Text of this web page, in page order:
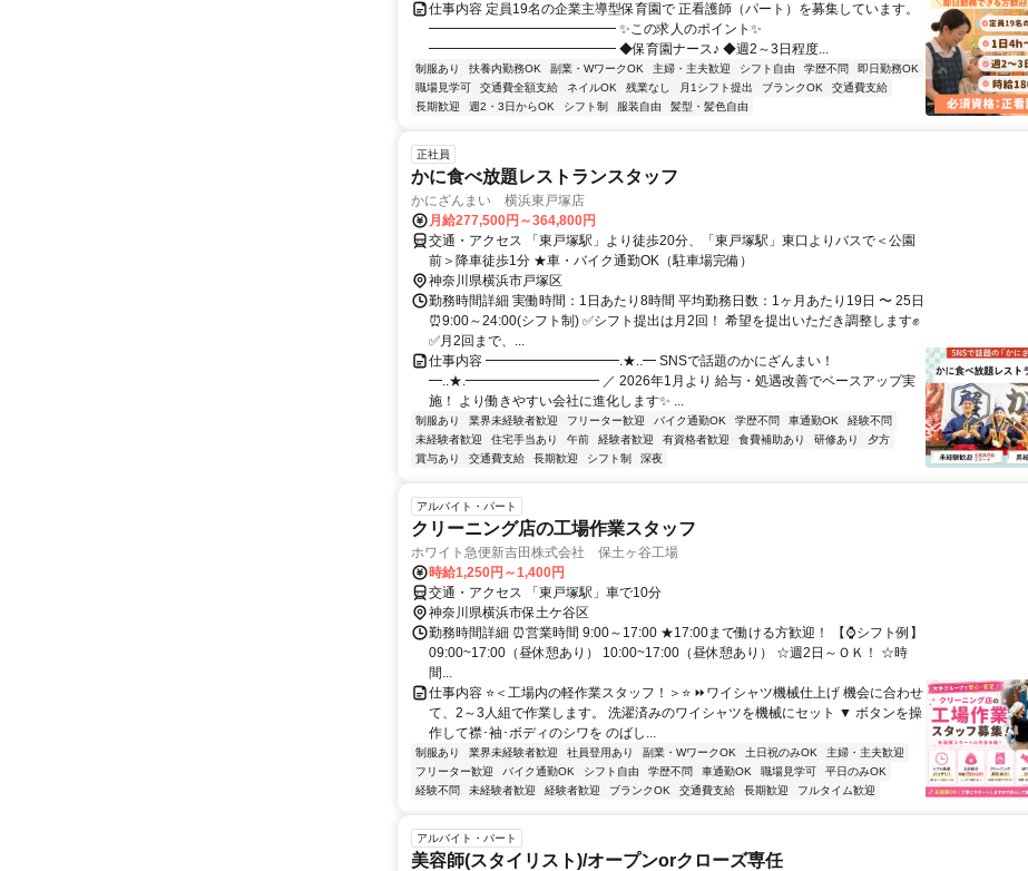
仕事内容 定員19名の企業主導型保育園で 正看護師（パート）を募集しています。
━━━━━━━━━━━━━━ ✨この求人のポイント✨
━━━━━━━━━━━━━━ ◆保育園ナース♪ ◆週2～3日程度...
制服あり 扶養内勤務OK 副業・WワークOK 主婦・主夫歓迎 シフト自由 学歴不問
即日勤務OK
職場見学可
交通費全額支給 ネイルOK 残業なし 月1シフト提出 ブランクOK
交通費支給
長期歓迎
週2・3日からOK シフト制 服装自由 髪型・髪色自由
正社員
かに食べ放題レストランスタッフ
かにざんまい 横浜東戸塚店
月給277,500円～364,800円
交通・アクセス 「東戸塚駅」より徒歩20分、「東戸塚駅」東口よりバスで＜公園
前＞降車徒歩1分 ★車・バイク通勤OK（駐車場完備）
神奈川県横浜市戸塚区
勤務時間詳細 実働時間：1日あたり8時間 平均勤務日数：1ヶ月あたり19日 〜 25日
⏰9:00～24:00(シフト制) ✅シフト提出は月2回！ 希望を提出いただき調整します✊
✅月2回まで、...
仕事内容 ━━━━━━━━━━.★..━ SNSで話題のかにざんまい！
━..★.━━━━━━━━━━ ／ 2026年1月より 給与・処遇改善でベースアップ実
施！ より働きやすい会社に進化します✨ ...
制服あり 業界未経験者歓迎 フリーター歓迎 バイク通勤OK 学歴不問 車通勤OK
経験不問
未経験者歓迎
住宅手当あり 午前 経験者歓迎 有資格者歓迎 食費補助あり 研修あり
夕方
賞与あり
交通費支給 長期歓迎 シフト制 深夜
アルバイト・パート
クリーニング店の工場作業スタッフ
ホワイト急便新吉田株式会社 保土ヶ谷工場
時給1,250円～1,400円
交通・アクセス 「東戸塚駅」車で10分
神奈川県横浜市保土ケ谷区
勤務時間詳細 ⏰営業時間 9:00～17:00 ★17:00まで働ける方歓迎！ 【⌚シフト例】
09:00~17:00（昼休憩あり） 10:00~17:00（昼休憩あり） ☆週2日～ＯＫ！ ☆時
間...
仕事内容 ⭐＜工場内の軽作業スタッフ！＞⭐ ⏩ワイシャツ機械仕上げ 機会に合わせ
て、2～3人組で作業します。 洗濯済みのワイシャツを機械にセット ▼ ボタンを操
作して襟･袖･ボディのシワを のばし...
制服あり 業界未経験者歓迎 社員登用あり 副業・WワークOK 土日祝のみOK
主婦・主夫歓迎
フリーター歓迎
バイク通勤OK シフト自由 学歴不問 車通勤OK 職場見学可
平日のみOK
経験不問
未経験者歓迎 経験者歓迎 ブランクOK 交通費支給 長期歓迎 フルタイム歓迎
アルバイト・パート
美容師(スタイリスト)/オープンorクローズ専任